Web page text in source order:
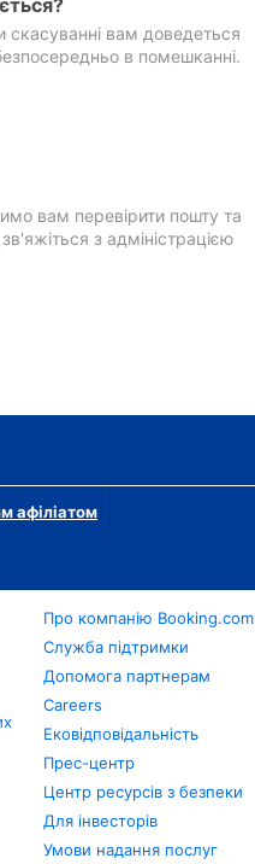
скасуванні вам доведеться
в помешканні.
вам перевірити пошту та
з адміністрацією
афіліатом
Про компанію Booking.com
Служба підтримки
Допомога партнерам
Careers
Ековідповідальність
Прес-центр
Центр ресурсів з безпеки
Для інвесторів
Умови надання послуг